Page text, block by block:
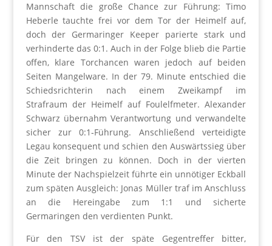
Mannschaft die große Chance zur Führung: Timo
Heberle tauchte frei vor dem Tor der Heimelf auf,
doch der Germaringer Keeper parierte stark und
verhinderte das 0:1. Auch in der Folge blieb die Partie
offen, klare Torchancen waren jedoch auf beiden
Seiten Mangelware. In der 79. Minute entschied die
Schiedsrichterin nach einem Zweikampf im
Strafraum der Heimelf auf Foulelfmeter. Alexander
Schwarz übernahm Verantwortung und verwandelte
sicher zur 0:1‑Führung. Anschließend verteidigte
Legau konsequent und schien den Auswärtssieg über
die Zeit bringen zu können. Doch in der vierten
Minute der Nachspielzeit führte ein unnötiger Eckball
zum späten Ausgleich: Jonas Müller traf im Anschluss
an die Hereingabe zum 1:1 und sicherte
Germaringen den verdienten Punkt.
Für den TSV ist der späte Gegentreffer bitter,